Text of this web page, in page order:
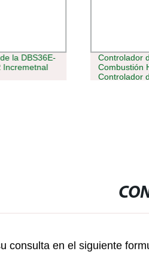
la DBS36E-
Incremetnal
Controlador
Combustión
Controlador
consulta en el siguiente